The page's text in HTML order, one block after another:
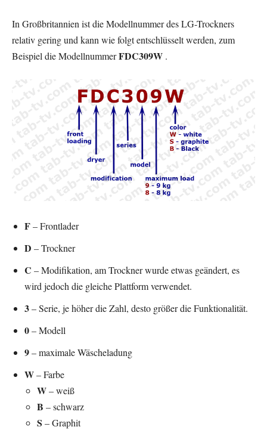
In Großbritannien ist die Modellnummer des LG-Trockners
relativ gering und kann wie folgt entschlüsselt werden, zum
Beispiel die ModellnummerFDC309W .
F– Frontlader
D – Trockner
C – Modifikation, am Trockner wurde etwas geändert, es
wird jedoch die gleiche Plattform verwendet.
3– Serie, je höher die Zahl, desto größer die Funktionalität.
0– Modell
9– maximale Wäscheladung
W– Farbe
W– weiß
B – schwarz
S – Graphit